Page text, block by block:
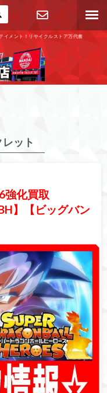
イメント！リサイクルストア万代書
お問い合わ
せ
ット
強化買取
】【ビッグバン